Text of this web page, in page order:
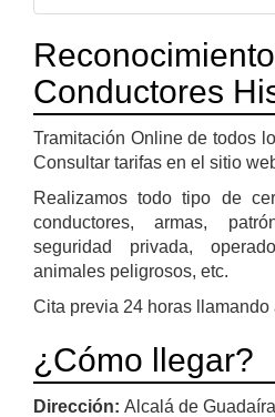
Reconocimiento
Conductores
Tramitación Online de todos
Consultar tarifas en el sitio
Realizamos todo tipo de
conductores, armas,
seguridad privada,
animales peligrosos, etc.
Cita previa 24 horas llamando
¿Cómo llegar?
Dirección: Alcalá de